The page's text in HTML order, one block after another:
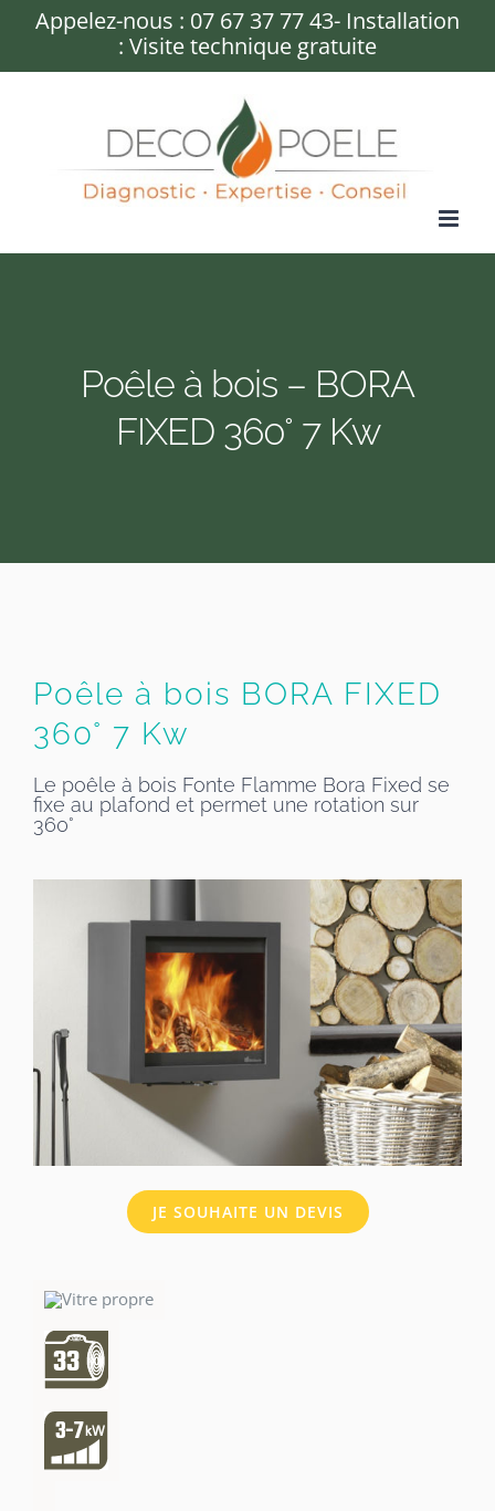
PasserAppelez-nous : 07 67 37 77 43- Installation
: Visite technique gratuite
Poêle à bois – BORA
FIXED 360° 7 Kw
Poêle à bois BORA FIXED
360° 7 Kw
Le poêle à bois Fonte Flamme Bora Fixed se
fixe au plafond et permet une rotation sur
360°
JE SOUHAITE UN DEVIS